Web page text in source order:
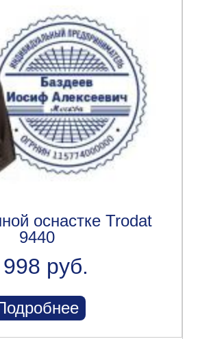
оснастке Trodat
9440
руб.